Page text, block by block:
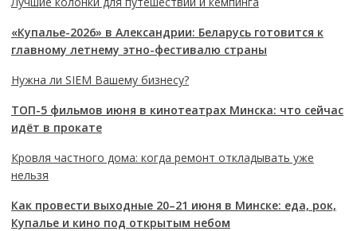
«Купалье-2026» в Александрии: Беларусь готовится к
главному летнему этно-фестивалю страны
Нужна ли SIEM Вашему бизнесу?
ТОП-5 фильмов июня в кинотеатрах Минска: что сейчас
идёт в прокате
Кровля частного дома: когда ремонт откладывать уже
нельзя
Как провести выходные 20–21 июня в Минске: еда, рок,
Купалье и кино под открытым небом